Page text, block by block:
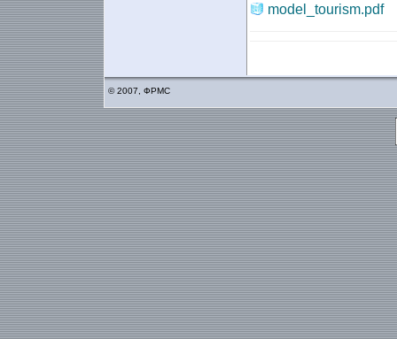
model_tourism.pdf
© 2007, ФРМС